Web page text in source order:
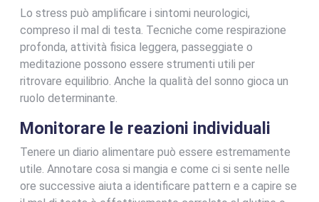
Lo stress può amplificare i sintomi neurologici,
compreso il mal di testa. Tecniche come respirazione
profonda, attività fisica leggera, passeggiate o
meditazione possono essere strumenti utili per
ritrovare equilibrio. Anche la qualità del sonno gioca un
ruolo determinante.
Monitorare le reazioni individuali
Tenere un diario alimentare può essere estremamente
utile. Annotare cosa si mangia e come ci si sente nelle
ore successive aiuta a identificare pattern e a capire se